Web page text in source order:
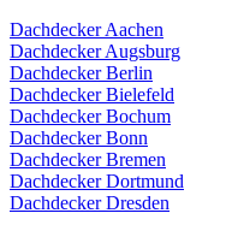
Dachdecker Aachen
Dachdecker Augsburg
Dachdecker Berlin
Dachdecker Bielefeld
Dachdecker Bochum
Dachdecker Bonn
Dachdecker Bremen
Dachdecker Dortmund
Dachdecker Dresden